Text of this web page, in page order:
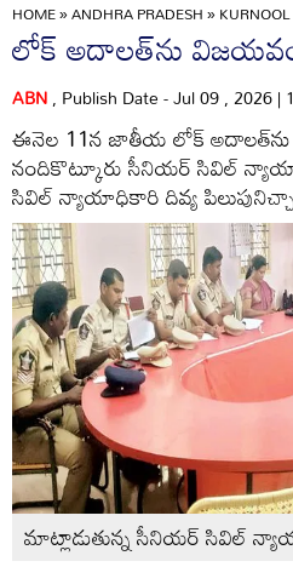
HOME»ANDHRA PRADESH»KURNOOL
లోక్‌ అదాలత్‌ను
ABN, Publish Date - Jul 09 , 2026 |
ఈనెల 11న జాతీయ లోక్‌
నందికొట్కూరు సీనియర్‌ సివిల్‌
సివిల్‌ న్యాయాధికారి దివ్య
మాట్లాడుతున్న సీనియర్‌ సివిల్‌